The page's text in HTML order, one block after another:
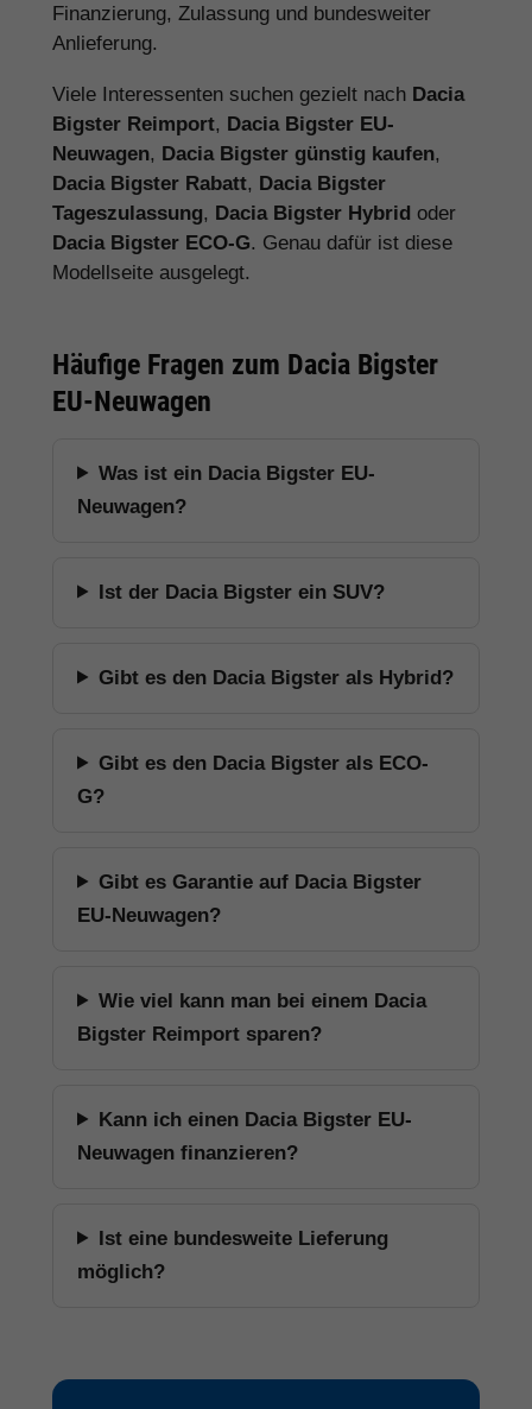
Finanzierung, Zulassung und bundesweiter
Anlieferung.
Viele Interessenten suchen gezielt nach Dacia
Bigster Reimport, Dacia Bigster EU-
Neuwagen, Dacia Bigster günstig kaufen,
Dacia Bigster Rabatt, Dacia Bigster
Tageszulassung, Dacia Bigster Hybrid oder
Dacia Bigster ECO-G. Genau dafür ist diese
Modellseite ausgelegt.
Häufige Fragen zum Dacia Bigster
EU-Neuwagen
Was ist ein Dacia Bigster EU-
Neuwagen?
Ist der Dacia Bigster ein SUV?
Gibt es den Dacia Bigster als Hybrid?
Gibt es den Dacia Bigster als ECO-
G?
Gibt es Garantie auf Dacia Bigster
EU-Neuwagen?
Wie viel kann man bei einem Dacia
Bigster Reimport sparen?
Kann ich einen Dacia Bigster EU-
Neuwagen finanzieren?
Ist eine bundesweite Lieferung
möglich?